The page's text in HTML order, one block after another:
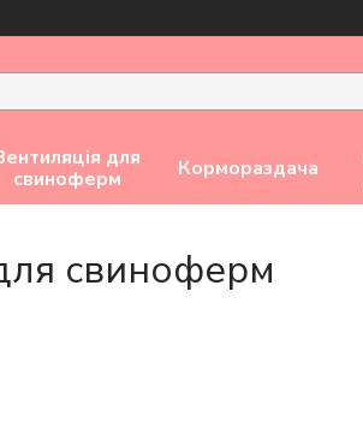
для
свиноферм
Кормораздача
свиноферм